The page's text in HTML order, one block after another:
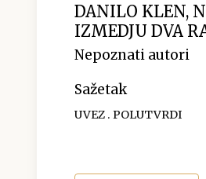
DANILO KLEN,
IZMEDJU DVA
Nepoznati autori
Sažetak
UVEZ . POLUTVRDI